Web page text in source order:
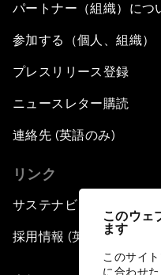
このウェ
ます
このサイ
に合わせ
パートナー（組織）につ
参加する（個人、組織）
プレスリリース登録
ニュースレター購読
連絡先 (英語のみ)
リンク
サステナビリティへの取
採用情報 (英語のみ)